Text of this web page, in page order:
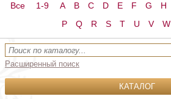
Все 1-9 A B C D E F G H
P
Q R S T U V W
Расширенный поиск
КАТАЛОГ